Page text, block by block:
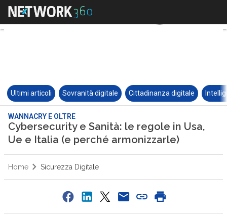
Ultimi articoli Sovranità digitale Cittadinanza digitale
WANNACRY E OLTRE
Cybersecurity e Sanità: le regole in Usa,
Ue e Italia (e perché armonizzarle)
Home Sicurezza Digitale